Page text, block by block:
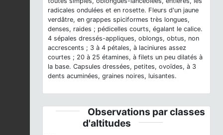
radicales ondulées et en rosette. Fleurs d'un jaune
verdâtre, en grappes spiciformes très longues,
denses, raides ; pédicelles courts, égalant le calice.
4 sépales dressés-appliques, oblongs, obtus, non
accrescents ; 3 à 4 pétales, à laciniures assez
courtes ; 20 à 25 étamines, à filets un peu dilatés à
la base. Capsules dressées, petites, ovoïdes, à 3
dents acuminées, graines noires, luisantes.
Observations par classes
d'altitudes